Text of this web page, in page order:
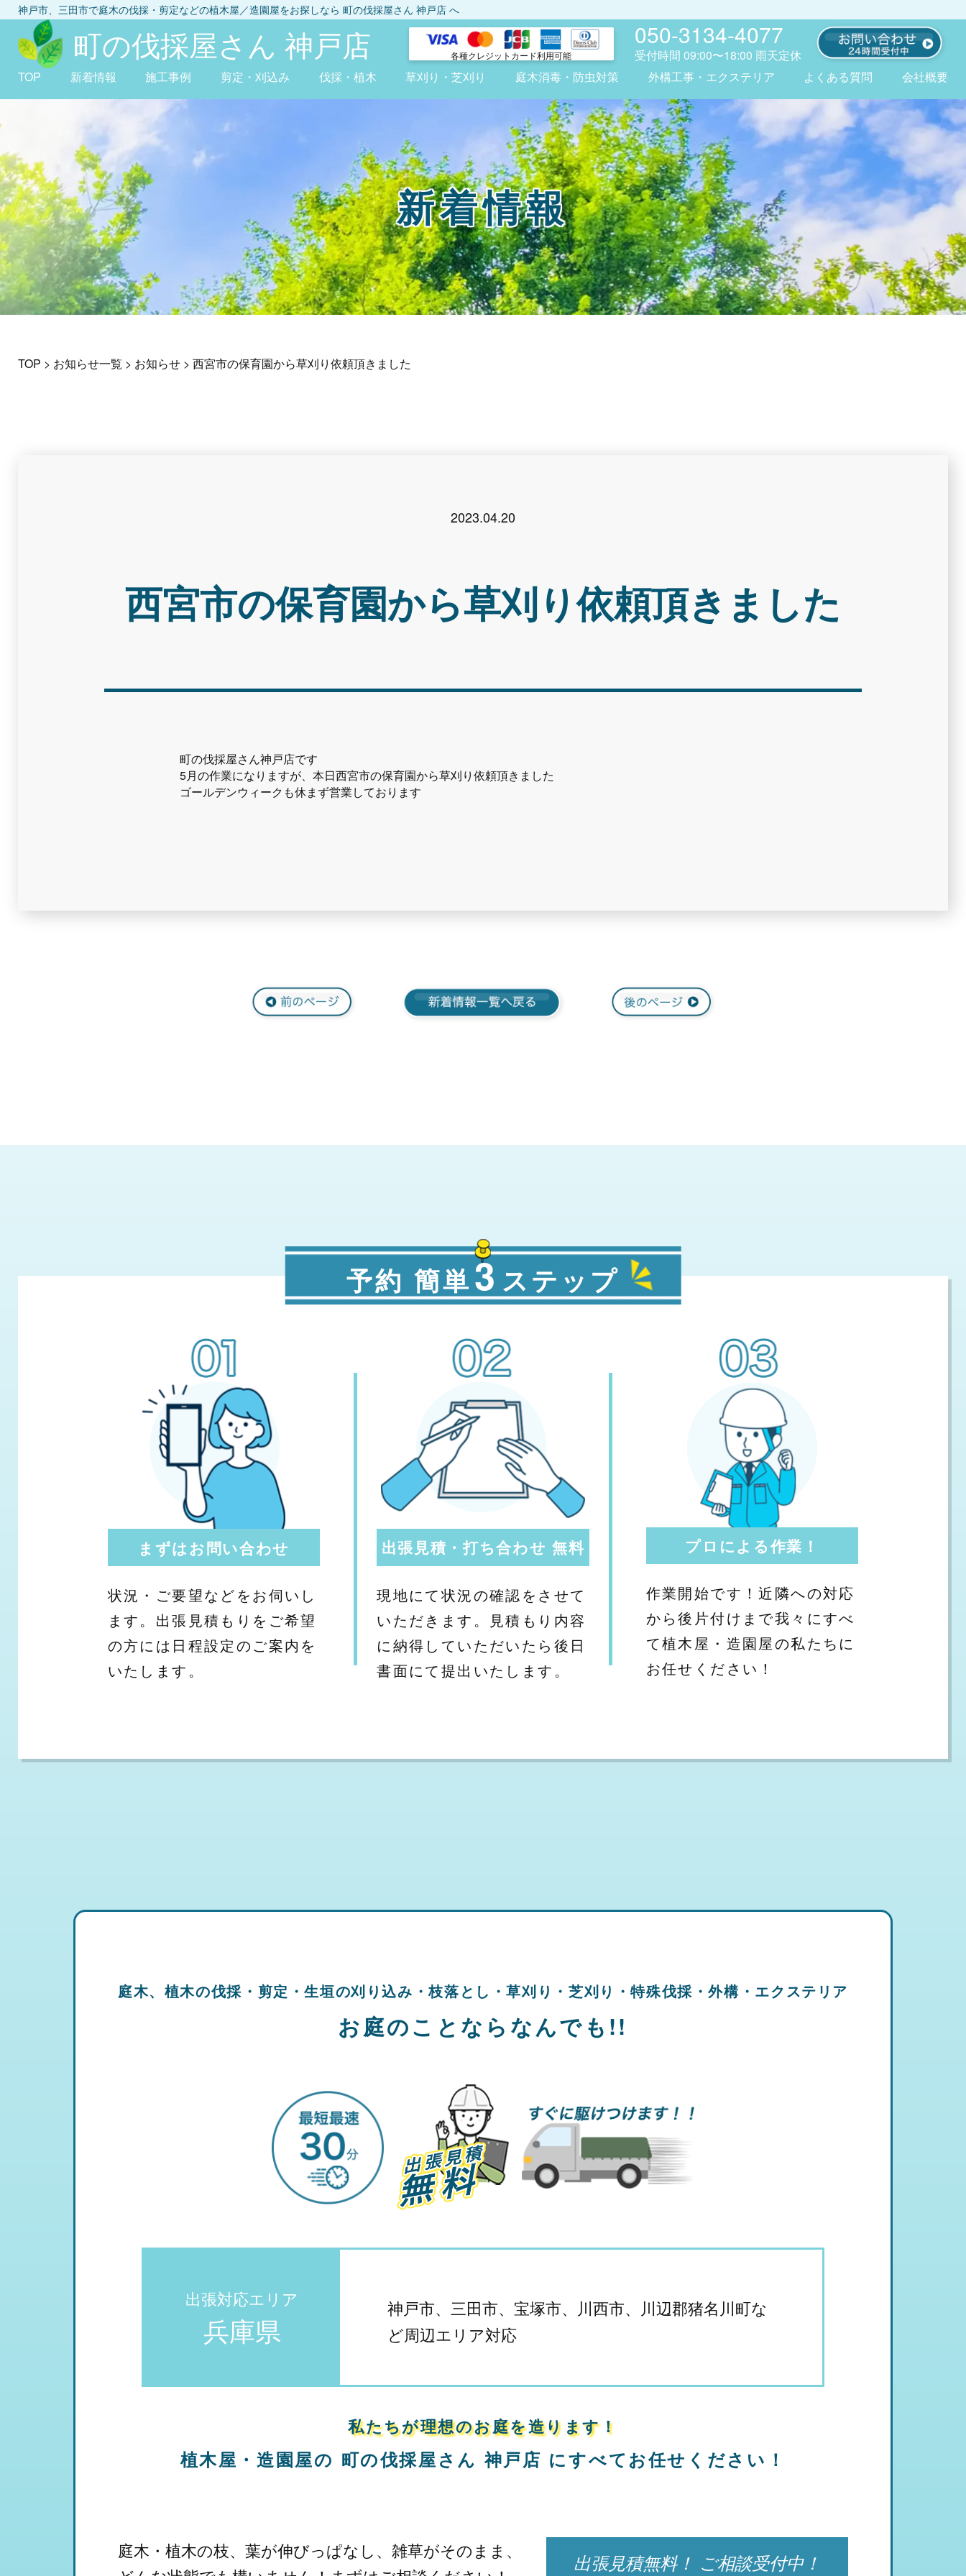
神戸市、三田市で庭木の伐採・剪定などの植木屋／造園屋をお探しなら 町の伐採屋さん 神戸店 へ
町の伐採屋さん 神戸店 各種クレジット カード利用可能
050-3134-4077
受付時間09:00〜18:00 雨天定休
TOP
新着情報 施工事例 剪定・刈込み 伐採・植木 草刈り・芝刈り 庭木消毒・防虫対策 外構工事・エクステリア よくある質問 会社概要
新着情報
TOP > お知らせ一覧 > お知らせ > 西宮市の保育園から草刈り依頼頂きました
2023.04.20
西宮市の保育園から草刈り依頼頂きました
町の伐採屋さん神戸店です
5月の作業になりますが、本日西宮市の保育園から草刈り依頼頂きました
ゴールデンウィークも休まず営業しております
予約 簡単3 ステップ
まずはお問い合わせ
状況・ご要望などをお伺いし
ます。出張見積もりをご希望
の方には日程設定のご案内を
いたします。
出張見積・打ち合わせ 無料
現地にて状況の確認をさせて
いただきます。見積もり内容
に納得していただいたら後日
書面にて提出いたします。
プロによる作業！
作業開始です！近隣への対応
から後片付けまで我々にすべ
て植木屋・造園屋の私たちに
お任せください！
庭木、植木の伐採・剪定・生垣の刈り込み・枝落とし・草刈り・ 芝刈り・特殊伐採・外構・エクステリア
お庭のことならなんでも!!
出張対応エリア
兵庫県
神戸市、三田市、宝塚市、川西市、川辺郡猪名川町な
ど周辺エリア対応
私たちが理想のお庭を造ります！
植木屋・造園屋の 町の伐採屋さん 神戸店 にすべてお任せください！
庭木・植木の枝、葉が伸びっぱなし、雑草がそのまま、
出張見積無料！ ご相談受付中！